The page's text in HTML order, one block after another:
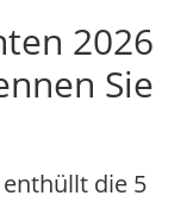
2026
Sie
die 5